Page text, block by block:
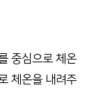
중심으로 체온
체온을 내려주